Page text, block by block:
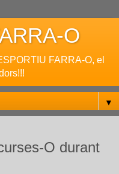
O
FARRA-O, el
▼
O durant